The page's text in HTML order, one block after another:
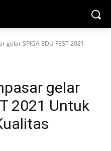
gelar SPIGA EDU FEST 2021
gelar
2021 Untuk